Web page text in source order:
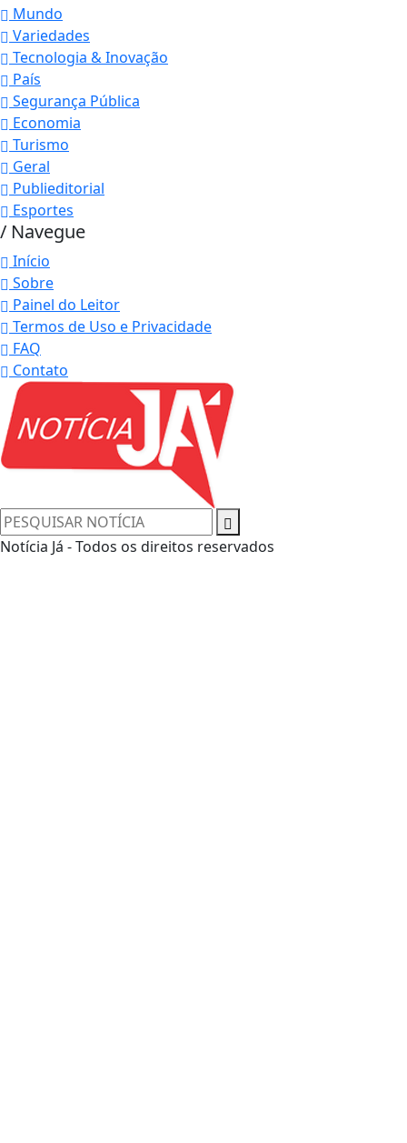
Mundo
Variedades
Tecnologia & Inovação
País
Segurança Pública
Economia
Turismo
Geral
Publieditorial
Esportes
/ Navegue
Início
Sobre
Painel do Leitor
Termos de Uso e Privacidade
FAQ
Contato
Notícia Já - Todos os direitos reservados